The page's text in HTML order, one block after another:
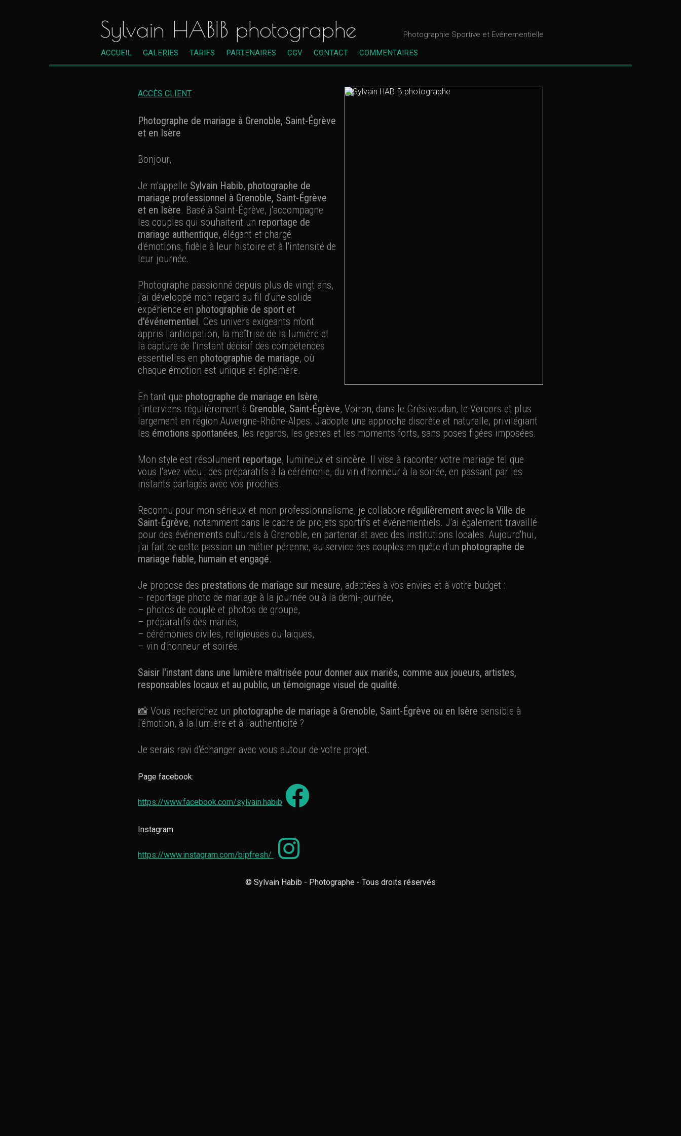
Sylvain HABIB photographe
Photographie Sportive et Evénementielle
ACCUEIL
GALERIES TARIFS PARTENAIRES CGV CONTACT COMMENTAIRES
ACCÈS CLIENT
Photographe de mariage à Grenoble, Saint-Égrève
et en Isère
Bonjour,
Je m'appelle Sylvain Habib, photographe de
mariage professionnel à Grenoble, Saint-Égrève
et en Isère. Basé à Saint-Égrève, j'accompagne
les couples qui souhaitent un reportage de
mariage authentique, élégant et chargé
d'émotions, fidèle à leur histoire et à l'intensité de
leur journée.
Photographe passionné depuis plus de vingt ans,
j'ai développé mon regard au fil d'une solide
expérience en photographie de sport et
d'événementiel. Ces univers exigeants m'ont
appris l'anticipation, la maîtrise de la lumière et
la capture de l'instant décisif des compétences
essentielles en photographie de mariage, où
chaque émotion est unique et éphémère.
En tant que photographe de mariage en Isère,
j'interviens régulièrement à Grenoble, Saint-Égrève, Voiron, dans le Grésivaudan, le Vercors et plus
largement en région Auvergne-Rhône-Alpes. J'adopte une approche discrète et naturelle, privilégiant
les émotions spontanées, les regards, les gestes et les moments forts, sans poses figées imposées.
Mon style est résolument reportage, lumineux et sincère. Il vise à raconter votre mariage tel que
vous l'avez vécu : des préparatifs à la cérémonie, du vin d'honneur à la soirée, en passant par les
instants partagés avec vos proches.
Reconnu pour mon sérieux et mon professionnalisme, je collabore régulièrement avec la Ville de
Saint-Égrève, notamment dans le cadre de projets sportifs et événementiels. J'ai également travaillé
pour des événements culturels à Grenoble, en partenariat avec des institutions locales. Aujourd'hui,
j'ai fait de cette passion un métier pérenne, au service des couples en quête d'un photographe de
mariage fiable, humain et engagé.
Je propose des prestations de mariage sur mesure, adaptées à vos envies et à votre budget :
– reportage photo de mariage à la journée ou à la demi-journée,
– photos de couple et photos de groupe,
– préparatifs des mariés,
– cérémonies civiles, religieuses ou laïques,
– vin d'honneur et soirée.
Saisir l'instant dans une lumière maîtrisée pour donner aux mariés, comme aux joueurs, artistes,
responsables locaux et au public, un témoignage visuel de qualité.
📸 Vous recherchez un photographe de mariage à Grenoble, Saint-Égrève ou en Isère sensible à
l'émotion, à la lumière et à l'authenticité ?
Je serais ravi d'échanger avec vous autour de votre projet.
Page facebook:
https://www.facebook.com/sylvain.habib
Instagram:
https://www.instagram.com/bipfresh/
© Sylvain Habib - Photographe - Tous droits réservés